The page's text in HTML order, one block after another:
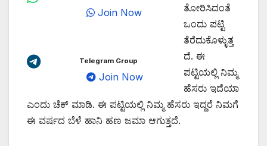
Join Now
Telegram Group
Join Now
ತೋರಿಸಿದಂತೆ
ಒಂದು ಪಟ್ಟಿ
ತೆರೆದುಕೊಳ್ಳುತ್ತ
ದೆ. ಈ
ಪಟ್ಟಿಯಲ್ಲಿ ನಿಮ್ಮ
ಹೆಸರು ಇದೆಯಾ
ಎಂದು ಚೆಕ್ ಮಾಡಿ. ಈ ಪಟ್ಟಿಯಲ್ಲಿ ನಿಮ್ಮ ಹೆಸರು ಇದ್ದರೆ ನಿಮಗೆ
ಈ ವರ್ಷದ ಬೆಳೆ ಹಾನಿ ಹಣ ಜಮಾ ಆಗುತ್ತದೆ.